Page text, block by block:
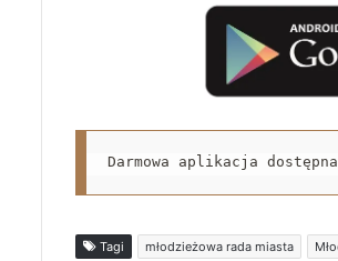
Darmowa aplikacja
Tagi młodzieżowa rada miasta